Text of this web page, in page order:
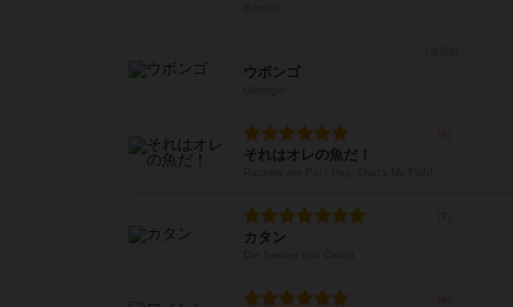
ウボンゴ
それはオレの魚だ！
カタン